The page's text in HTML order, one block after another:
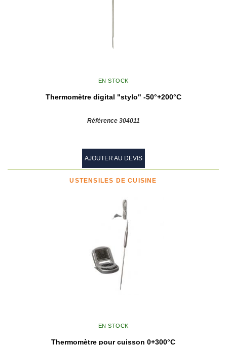
EN STOCK
Thermomètre digital "stylo" -50°+200°C
Référence 304011
AJOUTER AU DEVIS
USTENSILES DE CUISINE
EN STOCK
Thermomètre pour cuisson 0+300°C